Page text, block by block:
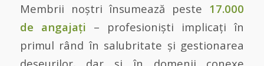
Membrii noștri însumează peste 17.000
de angajați – profesioniști implicați în
primul rând în salubritate și gestionarea